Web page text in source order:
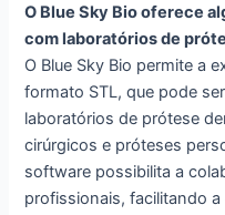
O Blue Sky Bio oferece
com laboratórios de
O Blue Sky Bio permite a
formato STL, que pode
laboratórios de prótese
cirúrgicos e próteses
software possibilita a
profissionais, facilitando